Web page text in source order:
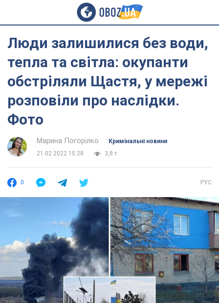
Люди залишилися без води,
тепла та світла: окупанти
обстріляли Щастя, у мережі
розповіли про наслідки.
Фото
Марина Погорілко
Кримінальні новини
21.02.2022 15:28
3,8 т.
0 РУС